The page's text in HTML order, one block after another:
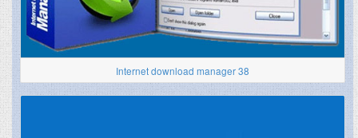
Internet download manager 38